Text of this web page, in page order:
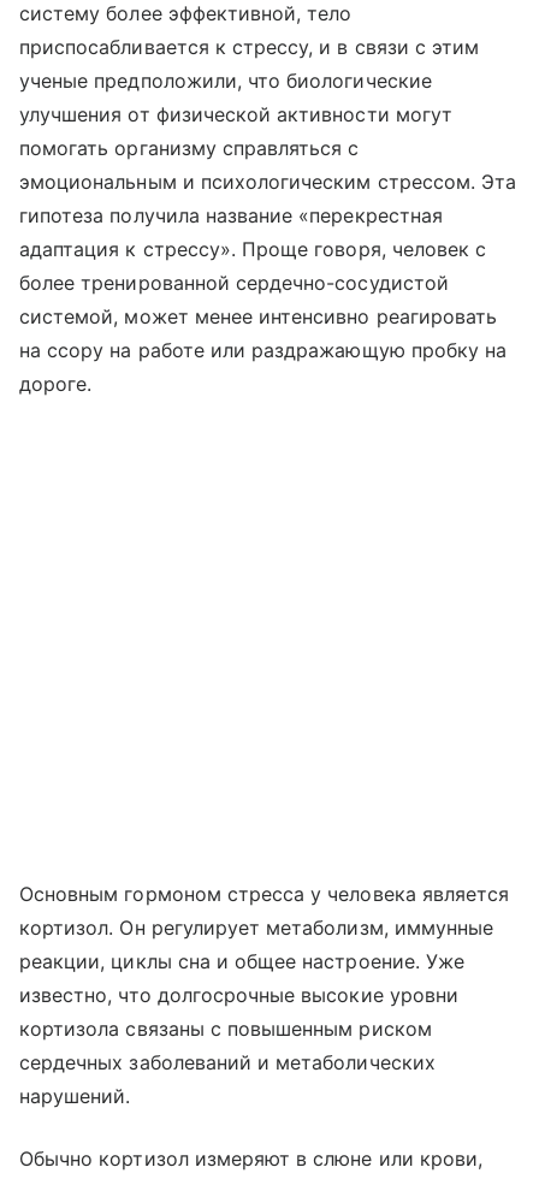
систему более эффективной, тело
приспосабливается к стрессу, и в связи с этим
ученые предположили, что биологические
улучшения от физической активности могут
помогать организму справляться с
эмоциональным и психологическим стрессом. Эта
гипотеза получила название «перекрестная
адаптация к стрессу». Проще говоря, человек с
более тренированной сердечно-сосудистой
системой, может менее интенсивно реагировать
на ссору на работе или раздражающую пробку на
дороге.
Основным гормоном стресса у человека является
кортизол. Он регулирует метаболизм, иммунные
реакции, циклы сна и общее настроение. Уже
известно, что долгосрочные высокие уровни
кортизола связаны с повышенным риском
сердечных заболеваний и метаболических
нарушений.
Обычно кортизол измеряют в слюне или крови,